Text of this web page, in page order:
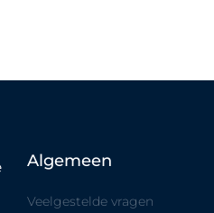
Algemeen
Veelgestelde vragen